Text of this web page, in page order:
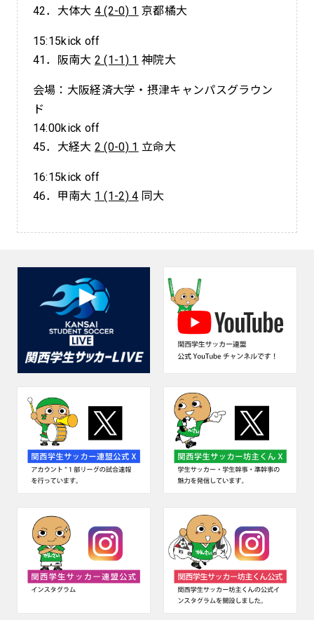
42．大体大 4 (2-0) 1 京都橘大
15:15kick off
41．阪南大 2 (1-1) 1 神院大
会場：大阪経済大学・摂津キャンパスグラウン
ド
14:00kick off
45．大経大 2 (0-0) 1 立命大
16:15kick off
46．甲南大 1 (1-2) 4 同大